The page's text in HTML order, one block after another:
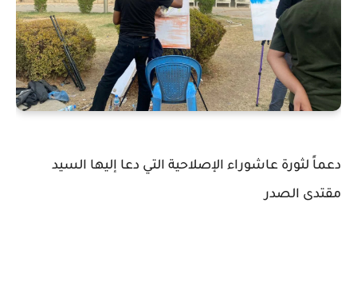
دعماً لثورة عاشوراء الإصلاحية التي دعا إليها السيد
مقتدى الصدر